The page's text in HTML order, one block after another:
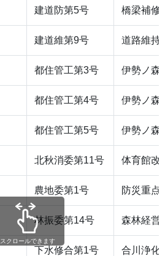
建道防第5号 橋梁補修
建道維第9号 道路維持
都住管工第3号 伊勢ノ森
都住管工第4号 伊勢ノ森
都住管工第5号 伊勢ノ森
北秋消委第11号 体育館改
農地委第1号 防災重点
林振委第14号 森林経営
下水修合第1号 合川浄
スクロールできます